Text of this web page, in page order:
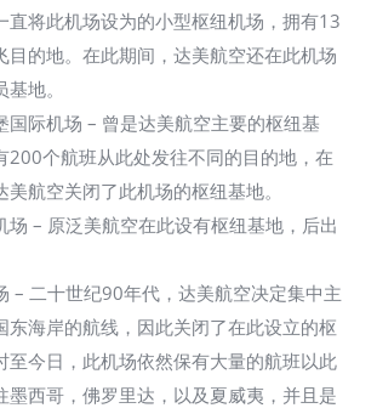
直将此机场设为的小型枢纽机场，拥有13
目的地。在此期间，达美航空还在此机场
地。
国际机场 – 曾是达美航空主要的枢纽基
200个航班从此处发往不同的目的地，在
航空关闭了此机场的枢纽基地。
场 – 原泛美航空在此设有枢纽基地，后出
– 二十世纪90年代，达美航空决定集中主
东海岸的航线，因此关闭了在此设立的枢
至今日，此机场依然保有大量的航班以此
墨西哥，佛罗里达，以及夏威夷，并且是